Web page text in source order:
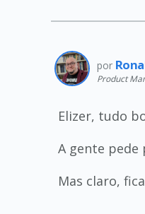
por
Product
Elizer, tudo
A gente pede
Mas claro,